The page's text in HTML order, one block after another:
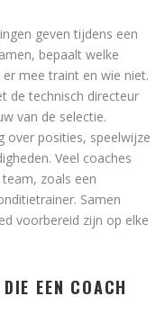
geven tijdens een
bepaalt welke
mee traint en wie niet.
de technisch directeur
van de selectie.
over posities, speelwijze
Veel coaches
zoals een
Samen
voorbereid zijn op elke
EEN COACH